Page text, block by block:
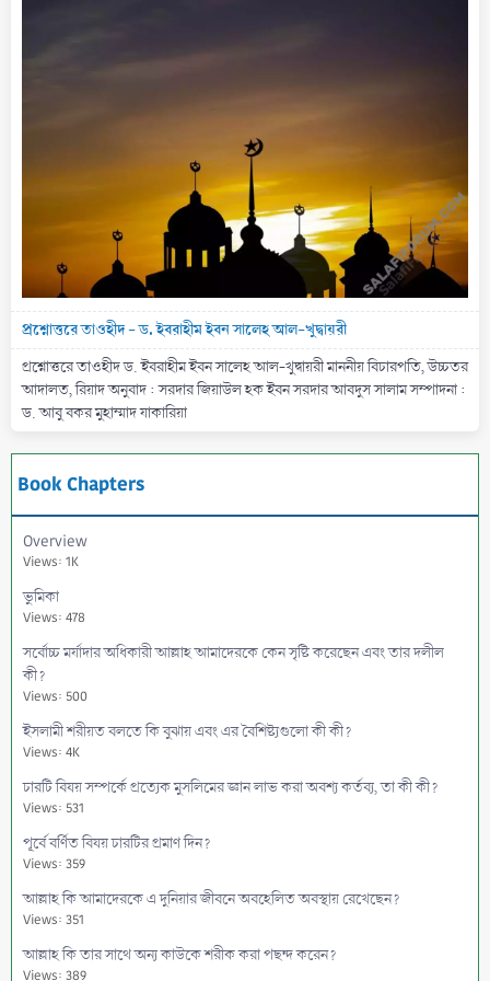
প্রশ্নোত্তরে তাওহীদ - ড. ইবরাহীম ইবন সালেহ আল-খুদ্বায়রী
প্রশ্নোত্তরে তাওহীদ ড. ইবরাহীম ইবন সালেহ আল-খুদ্বায়রী মাননীয় বিচারপতি, উচ্চতর
আদালত, রিয়াদ অনুবাদ : সরদার জিয়াউল হক ইবন সরদার আবদুস সালাম সম্পাদনা :
ড. আবু বকর মুহাম্মাদ যাকারিয়া
Book Chapters
Overview
Views: 1K
ভুমিকা
Views: 478
সর্বোচ্চ মর্যাদার অধিকারী আল্লাহ আমাদেরকে কেন সৃষ্টি করেছেন এবং তার দলীল
কী?
Views: 500
ইসলামী শরীয়ত বলতে কি বুঝায় এবং এর বৈশিষ্ট্যগুলো কী কী?
Views: 4K
চারটি বিষয় সম্পর্কে প্রত্যেক মুসলিমের জ্ঞান লাভ করা অবশ্য কর্তব্য, তা কী কী?
Views: 531
পূর্বে বর্ণিত বিষয় চারটির প্রমাণ দিন?
Views: 359
আল্লাহ কি আমাদেরকে এ দুনিয়ার জীবনে অবহেলিত অবস্থায় রেখেছেন?
Views: 351
আল্লাহ কি তার সাথে অন্য কাউকে শরীক করা পছন্দ করেন?
Views: 389